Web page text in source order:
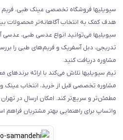
سیویلیها فروشگاه تخصصی عینک طبی،
هدف کمک به انتخاب آگاهانه‌تر محصولات
سیویلیها می‌توانید انواع عدسی طبی، عدسی
تدریجی، دبل آسفریک و فریم‌های طبی را
مشاوره دریافت کنید.
تیم سیویلیها تلاش می‌کند با ارائه
مشاوره تخصصی قبل از خرید، انتخاب عینک و
مطمئن‌تر و سریع‌تر کند. امکان ارسال در
واتساپ برای راهنمایی بهتر مشتریان فراهم